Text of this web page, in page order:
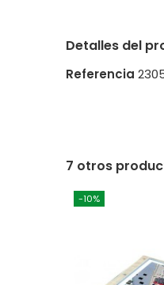
Detalles del
Referencia
7 otros
-10%